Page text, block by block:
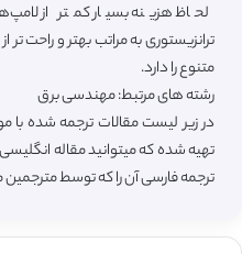
لحاظ هزینه بسیار کمتر از
ترانزیستوری به مراتب بهتر و راحت
متنوع را دارد.
رشته های مرتبط: مهندسی برق
در زیر لیست مقالات ترجمه شده با
تهیه شده که میتوانید مقاله
ترجمه فارسی آن را که توسط